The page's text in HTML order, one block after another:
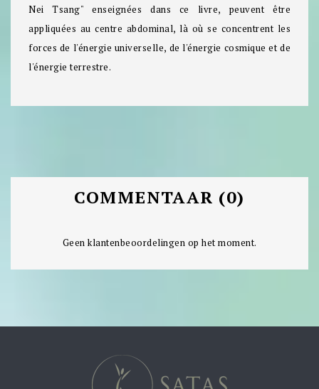
Nei Tsang" enseignées dans ce livre, peuvent être
appliquées au centre abdominal, là où se concentrent les
forces de l'énergie universelle, de l'énergie cosmique et de
l'énergie terrestre.
COMMENTAAR (0)
Geen klantenbeoordelingen op het moment.